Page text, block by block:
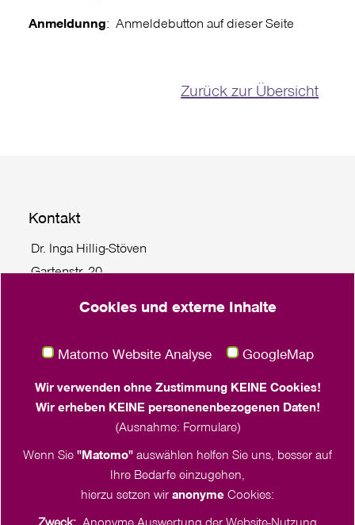
Anmeldunng: Anmeldebutton auf dieser Seite
Zurück zur Übersicht
Kontakt
Dr. Inga Hillig-Stöven
Gartenstr. 20
Tel. +49 431 55779 114
Juliane Bäthge
Häktweg 4-6
Tel. +49 151 2375 3095
frauenwerk.nordkirche.de
Cookies und externe Inhalte
Matomo Website Analyse GoogleMap
Wir verwenden ohne Zustimmung KEINE Cookies!
Wir erheben KEINE personenenbezogenen Daten!
(Ausnahme: Formulare)
Wenn Sie "Matomo" auswählen helfen Sie uns, besser auf
Ihre Bedarfe einzugehen,
hierzu setzen wir anonyme Cookies:
Zweck: Anonyme Auswertung der Website-Nutzung